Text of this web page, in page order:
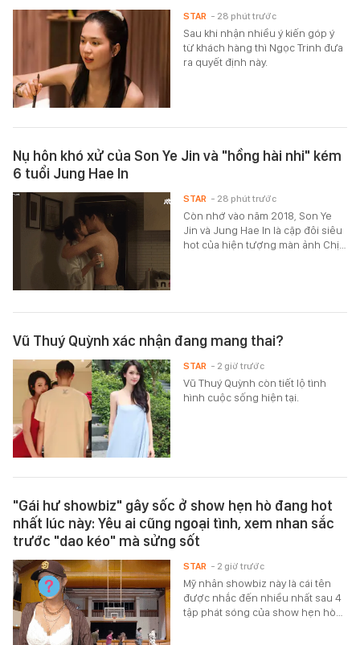
Sau khi nhận nhiều ý kiến góp ý
từ khách hàng thì Ngọc Trinh đưa
ra quyết định này.
STAR - 28 phút trước
Nụ hôn khó xử của Son Ye Jin và "hồng hài nhi" kém
6 tuổi Jung Hae In
Còn nhớ vào năm 2018, Son Ye
Jin và Jung Hae In là cặp đôi siêu
hot của hiện tượng màn ảnh Chị…
STAR - 28 phút trước
Vũ Thuý Quỳnh xác nhận đang mang thai?
Vũ Thuý Quỳnh còn tiết lộ tình
hình cuộc sống hiện tại.
STAR - 2 giờ trước
"Gái hư showbiz" gây sốc ở show hẹn hò đang hot
nhất lúc này: Yêu ai cũng ngoại tình, xem nhan sắc
trước "dao kéo" mà sửng sốt
Mỹ nhân showbiz này là cái tên
được nhắc đến nhiều nhất sau 4
tập phát sóng của show hẹn hò…
STAR - 2 giờ trước